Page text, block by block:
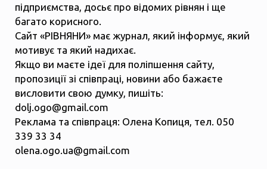
підприємства, досьє про відомих рівнян і ще
багато корисного.
Сайт «РІВНЯНИ» має журнал, який інформує, який
мотивує та який надихає.
Якщо ви маєте ідеї для поліпшення сайту,
пропозиції зі співпраці, новини або бажаєте
висловити свою думку, пишіть:
dolj.ogo@gmail.com
Реклама та співпраця: Олена Копиця, тел. 050
339 33 34
olena.ogo.ua@gmail.com